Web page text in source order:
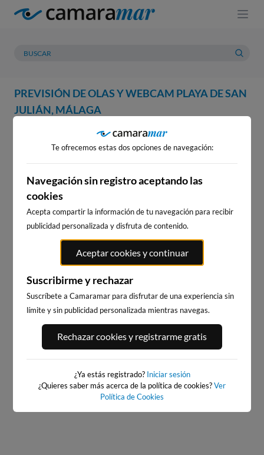
PREVISIÓN DE OLAS Y WEBCAM PLAYA DE SAN
JULIÁN, MÁLAGA
PREVISIÓN METEOROLOGÍA
WEBCAM PLAYA DE SAN
JULIÁN, MÁLAGA
WEBCAMS CERCANAS
PLAYA DEL PALMAR, VEJER
DE LA FRONTERA
152km · Vejer de la Frontera
PLAYA DEL CURA,
TORREVIEJA
365km · Torrevieja
Te ofrecemos estas dos opciones de navegación:
Navegación sin registro aceptando las
cookies
Acepta compartir la información de tu navegación para recibir
publicidad personalizada y disfruta de contenido.
Aceptar cookies y continuar
Suscribirme y rechazar
Suscríbete a Camaramar para disfrutar de una experiencia sin
límite y sin publicidad personalizada mientras navegas.
Rechazar cookies y registrarme gratis
¿Ya estás registrado? Iniciar sesión
¿Quieres saber más acerca de la política de cookies?Ver
Política de Cookies